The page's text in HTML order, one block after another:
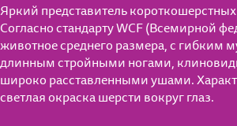
Яркий представитель
Согласно стандарту WCF (Всемирной
животное среднего размера, с гибким
длинным стройными ногами,
широко расставленными ушами.
светлая окраска шерсти вокруг глаз.